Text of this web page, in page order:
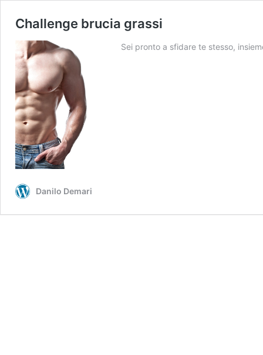
Challenge brucia grassi
Sei pronto a sfidare te stesso,
Danilo Demari